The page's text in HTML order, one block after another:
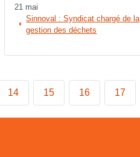
21 mai
Sinnoval : Syndicat chargé de la
gestion des déchets
14 15 16 17